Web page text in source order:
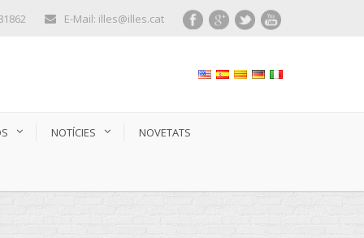
E-Mail: illes@illes.cat
NOTÍCIES NOVETATS